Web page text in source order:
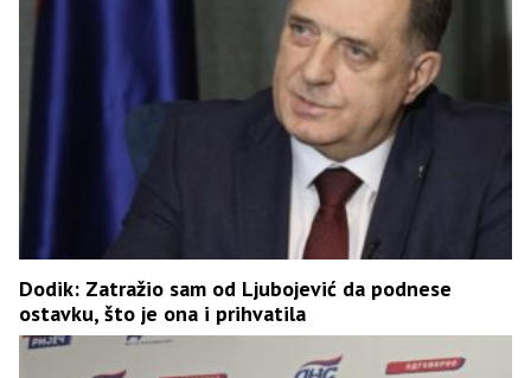
Dodik: Zatražio sam od Ljubojević da podnese
ostavku, što je ona i prihvatila